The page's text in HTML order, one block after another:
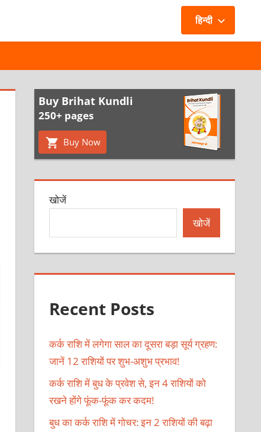
हिन्दी
Buy Brihat Kundli
250+ pages
Buy Now
खोजें
खोजें
Recent Posts
कर्क राशि में लगेगा साल का दूसरा बड़ा सूर्य ग्रहण:
जानें 12 राशियों पर शुभ-अशुभ प्रभाव!
कर्क राशि में बुध के प्रवेश से, इन 4 राशियों को
रखने होंगे फूंक-फूंक कर कदम!
बुध का कर्क राशि में गोचर: इन 2 राशियों की बढ़ा